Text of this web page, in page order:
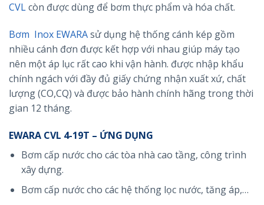
CVLcòn được dùng để bơm thực phẩm và hóa chất.
Bơm Inox EWARAsử dụng hệ thống cánh kép gồm
nhiều cánh đơn được kết hợp với nhau giúp máy tạo
nên một áp lục rất cao khi vận hành. được nhập khẩu
chính ngách với đầy đủ giấy chứng nhận xuất xứ, chất
lượng (CO,CQ) và được bảo hành chính hãng trong thời
gian 12 tháng.
EWARA CVL 4-19T – ỨNG DỤNG
Bơm cấp nước cho các tòa nhà cao tầng, công trình
xây dựng.
Bơm cấp nước cho các hệ thống lọc nước, tăng áp,…